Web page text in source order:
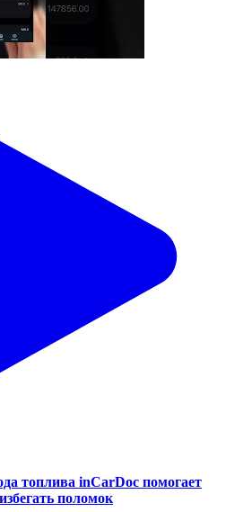
топлива inCarDoc помогает
поломок